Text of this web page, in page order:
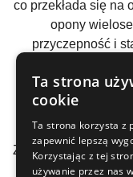
co przekłada się na
opony
przyczepność i
Bezpieczne
Z naszym sklepem
Oferujemy
Ta strona
cookie
Ta strona korzysta z
zapewnić lepszą
Korzystając z tej
używanie przez nas